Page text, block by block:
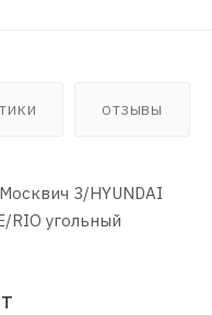
ОТЗЫВЫ
3/HYUNDAI
RIO угольный